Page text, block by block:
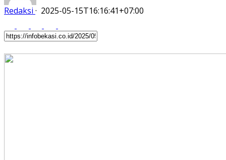
Redaksi · 2025-05-15T16:16:41+07:00